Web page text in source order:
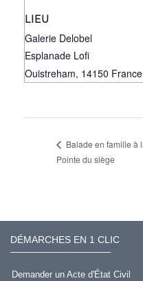
LIEU
Galerie Delobel
Esplanade Lofi
Ouistreham, 14150 France
Balade en famille à
Pointe du siège
DÉMARCHES EN 1 CLIC
Demander un Acte d'État Civil